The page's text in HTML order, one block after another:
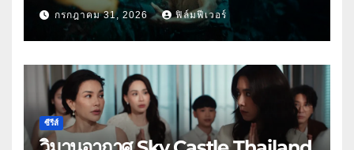
กรกฎาคม 31, 2026 ฟิล์มฟีเวอร์
ซีรีส์